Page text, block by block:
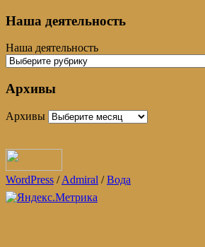
Наша деятельность
Наша деятельность
Архивы
Архивы
WordPress /Admiral /Вода